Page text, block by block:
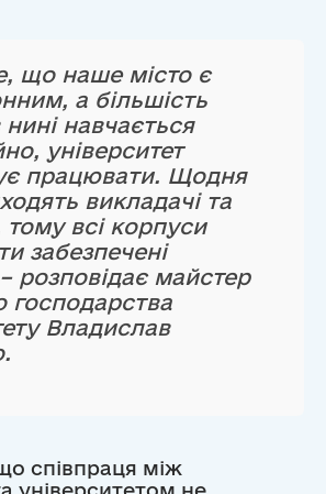
що наше місто є
а більшість
нині навчається
університет
працювати. Щодня
викладачі та
тому всі корпуси
забезпечені
розповідає майстер
господарства
Владислав
співпраця між